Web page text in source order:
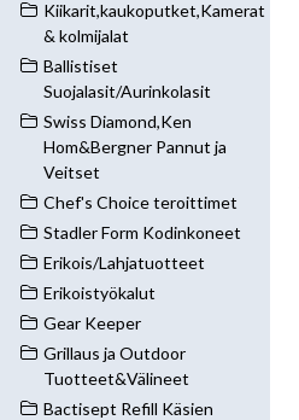
Kiikarit,kaukoputket,Kamerat
& kolmijalat
Ballistiset
Suojalasit/Aurinkolasit
Swiss Diamond,Ken
Hom&Bergner Pannut ja
Veitset
Chef's Choice teroittimet
Stadler Form Kodinkoneet
Erikois/Lahjatuotteet
Erikoistyökalut
Gear Keeper
Grillaus ja Outdoor
Tuotteet&Välineet
Bactisept Refill Käsien